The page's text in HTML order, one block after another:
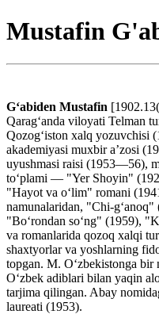
Mustafin
Gʻabiden Mustafin
Qaragʻanda viloyati
Qozogʻiston xalq yozuvchisi
akademiyasi muxbir aʼzosi
uyushmasi raisi (1953—56),
toʻplami — "Yer Shoyin"
"Hayot va oʻlim" romani
namunalaridan, "Chi-
"Boʻrondan soʻng" (1959),
va romanlarida qozoq xalqi
shaxtyorlar va yoshlarning
topgan. M. Oʻzbekistonga bir
Oʻzbek adiblari bilan yaqin
tarjima qilingan. Abay
laureati (1953).